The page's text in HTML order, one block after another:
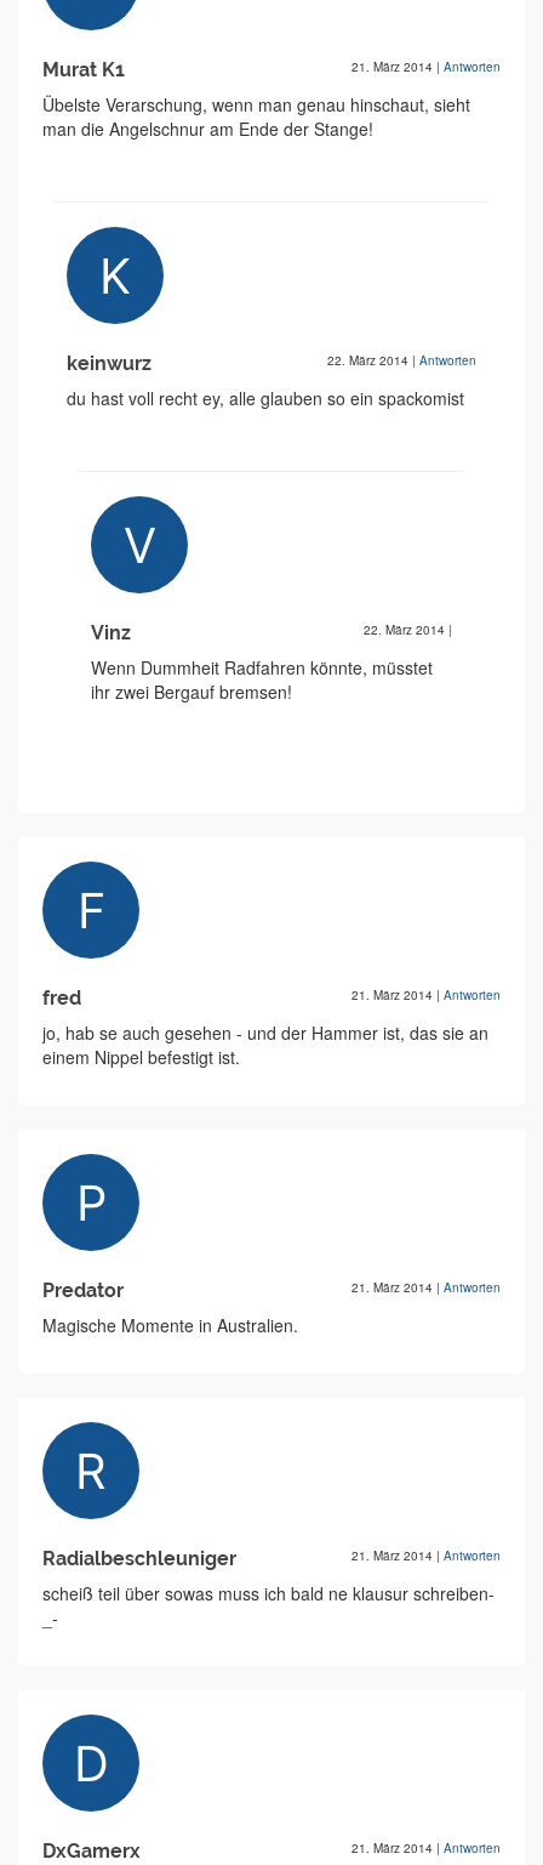
Murat K1 21. März 2014 | Antworten
Übelste Verarschung, wenn man genau hinschaut, sieht
man die Angelschnur am Ende der Stange!
keinwurz 22. März 2014 | Antworten
du hast voll recht ey, alle glauben so ein spackomist
Vinz 22. März 2014 |
Wenn Dummheit Radfahren könnte, müsstet
ihr zwei Bergauf bremsen!
fred 21. März 2014 | Antworten
jo, hab se auch gesehen - und der Hammer ist, das sie an
einem Nippel befestigt ist.
Predator 21. März 2014 | Antworten
Magische Momente in Australien.
Radialbeschleuniger 21. März 2014 | Antworten
scheiß teil über sowas muss ich bald ne klausur schreiben-
_-
DxGamerx 21. März 2014 | Antworten